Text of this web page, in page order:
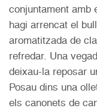
conjuntament amb
hagi arrencat el
aromatitzada de
refredar. Una
deixau-la reposar
Posau dins una
els canonets de